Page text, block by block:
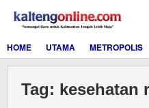
konten
HOME
UTAMA METROPOLIS
Tag: kesehatan